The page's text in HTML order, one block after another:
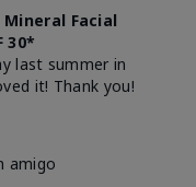
Facial
30*
last summer in
it! Thank you!
amigo